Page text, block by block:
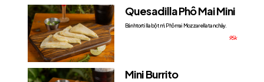
Quesadilla Phô Mai Mini
Bánh tortilla bột mì. Phô mai Mozzarella tan chảy.
95k
Mini Burrito